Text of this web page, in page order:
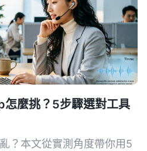
麼挑？5步驟選對工具
？本文從實測角度帶你用5